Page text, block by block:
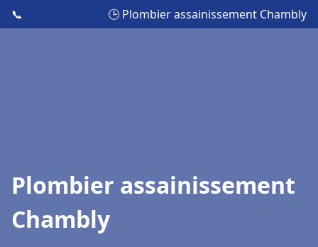
📞 🕒 Plombier assainissement Chambly
Plombier assainissement
Chambly